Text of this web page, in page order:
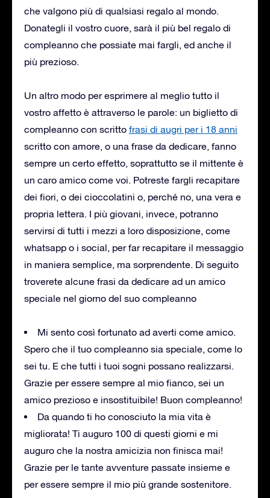
che valgono più di qualsiasi regalo al mondo.
Donategli il vostro cuore, sarà il più bel regalo di
compleanno che possiate mai fargli, ed anche il
più prezioso.
Un altro modo per esprimere al meglio tutto il
vostro affetto è attraverso le parole: un biglietto di
compleanno con scritto frasi di augri per i 18 anni
scritto con amore, o una frase da dedicare, fanno
sempre un certo effetto, soprattutto se il mittente è
un caro amico come voi. Potreste fargli recapitare
dei fiori, o dei cioccolatini o, perché no, una vera e
propria lettera. I più giovani, invece, potranno
servirsi di tutti i mezzi a loro disposizione, come
whatsapp o i social, per far recapitare il messaggio
in maniera semplice, ma sorprendente. Di seguito
troverete alcune frasi da dedicare ad un amico
speciale nel giorno del suo compleanno
Mi sento così fortunato ad averti come amico.
Spero che il tuo compleanno sia speciale, come lo
sei tu. E che tutti i tuoi sogni possano realizzarsi.
Grazie per essere sempre al mio fianco, sei un
amico prezioso e insostituibile! Buon compleanno!
Da quando ti ho conosciuto la mia vita è
migliorata! Ti auguro 100 di questi giorni e mi
auguro che la nostra amicizia non finisca mai!
Grazie per le tante avventure passate insieme e
per essere sempre il mio più grande sostenitore.